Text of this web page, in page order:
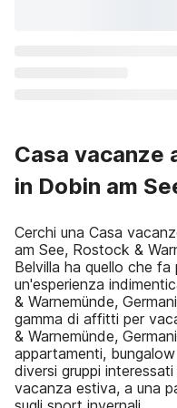
Casa vacanze
in Dobin am
Cerchi una Casa
am See, Rostock &
Belvilla ha quello che
un'esperienza
& Warnemünde,
gamma di affitti per
& Warnemünde,
appartamenti,
diversi gruppi
vacanza estiva, a una